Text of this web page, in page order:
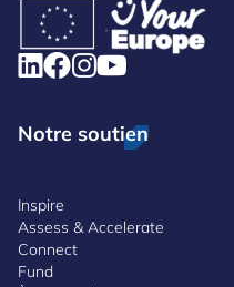
Notre soutien
Inspire
Assess & Accelerate
Connect
Fund